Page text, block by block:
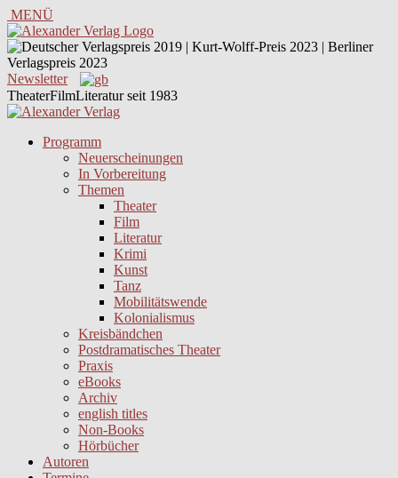
MENÜ
Newsletter
TheaterFilmLiteratur seit 1983
Programm
Neuerscheinungen
In Vorbereitung
Themen
Theater
Film
Literatur
Krimi
Kunst
Tanz
Mobilitätswende
Kolonialismus
Kreisbändchen
Postdramatisches Theater
Praxis
eBooks
Archiv
english titles
Non-Books
Hörbücher
Autoren